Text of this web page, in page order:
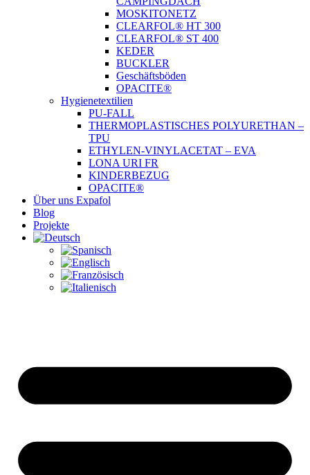
MOSKITONETZ
CLEARFOL® HT 300
CLEARFOL® ST 400
KEDER
BUCKLER
Geschäftsböden
OPACITE®
Hygienetextilien
PU-FALL
THERMOPLASTISCHES POLYURETHAN –
TPU
ETHYLEN-VINYLACETAT – EVA
LONA URI FR
KINDERBEZUG
OPACITE®
Über uns Expafol
Blog
Projekte